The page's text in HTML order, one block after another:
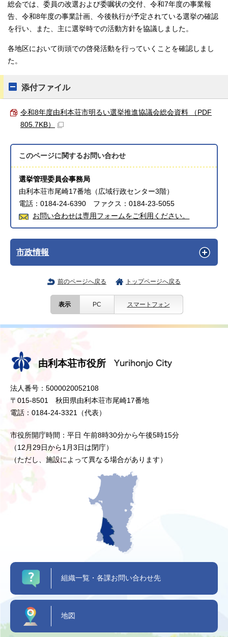
総会では、委員の改選および委嘱状の交付、令和7年度の事業報
告、令和8年度の事業計画、今後執行が予定されている選挙の確認
を行い、また、主に選挙時での活動方針を協議しました。
各地区において街頭での啓発活動を行っていくことを確認しまし
た。
添付ファイル
令和8年度由利本荘市明るい選挙推進協議会総会資料 （PDF
805.7KB）
このページに関するお問い合わせ
選挙管理委員会事務局
由利本荘市尾崎17番地（広域行政センター3階）
電話：0184-24-6390 ファクス：0184-23-5055
お問い合わせは専用フォームをご利用ください。
市政情報
前のページへ戻る トップページへ戻る
表示 PC スマートフォン
由利本荘市役所
法人番号：5000020052108
〒015-8501 秋田県由利本荘市尾崎17番地
電話：0184-24-3321（代表）
市役所開庁時間：平日 午前8時30分から午後5時15分
（12月29日から1月3日は閉庁）
（ただし、施設によって異なる場合があります）
組織一覧・各課お問い合わせ先
地図